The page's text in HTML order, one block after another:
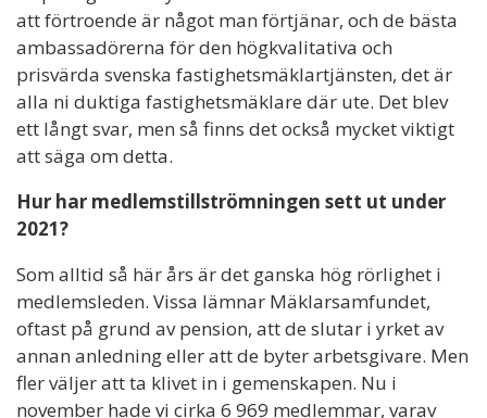
att förtroende är något man förtjänar, och de bästa
ambassadörerna för den högkvalitativa och
prisvärda svenska fastighetsmäklartjänsten, det är
alla ni duktiga fastighetsmäklare där ute. Det blev
ett långt svar, men så finns det också mycket viktigt
att säga om detta.
Hur har medlemstillströmningen sett ut under
2021?
Som alltid så här års är det ganska hög rörlighet i
medlemsleden. Vissa lämnar Mäklarsamfundet,
oftast på grund av pension, att de slutar i yrket av
annan anledning eller att de byter arbetsgivare. Men
fler väljer att ta klivet in i gemenskapen. Nu i
november hade vi cirka 6 969 medlemmar, varav